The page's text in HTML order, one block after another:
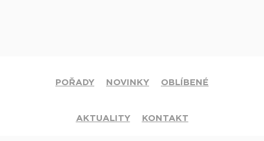
POŘADY NOVINKY OBLÍBENÉ
AKTUALITY KONTAKT